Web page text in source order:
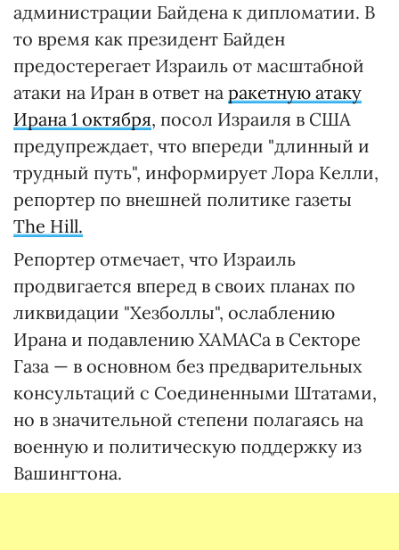
администрации Байдена к дипломатии. В
то время как президент Байден
предостерегает Израиль от масштабной
атаки на Иран в ответ на ракетную атаку
Ирана 1 октября, посол Израиля в США
предупреждает, что впереди "длинный и
трудный путь", информирует Лора Келли,
репортер по внешней политике газеты
The Hill.
Репортер отмечает, что Израиль
продвигается вперед в своих планах по
ликвидации "Хезболлы", ослаблению
Ирана и подавлению ХАМАСа в Секторе
Газа — в основном без предварительных
консультаций с Соединенными Штатами,
но в значительной степени полагаясь на
военную и политическую поддержку из
Вашингтона.